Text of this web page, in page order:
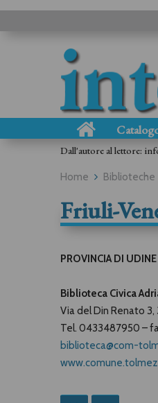
Dall'autore al lettore:
Home Biblioteche
Friuli-
PROVINCIA DI UDINE
Biblioteca Civica
Via del Din Renato
Tel. 0433487950 –
biblioteca@com-